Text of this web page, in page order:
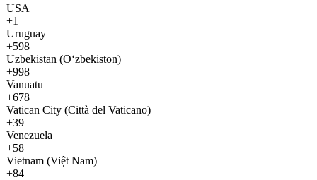
USA
+1
Uruguay
+598
Uzbekistan (Oʻzbekiston)
+998
Vanuatu
+678
Vatican City (Città del Vaticano)
+39
Venezuela
+58
Vietnam (Việt Nam)
+84